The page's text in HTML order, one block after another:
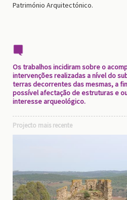
Património Arquitectónico.
Os trabalhos incidiram sobre o
intervenções realizadas a nível do
terras decorrentes das mesmas, a
possível afectação de estruturas e
interesse arqueológico.
Projecto mais recente